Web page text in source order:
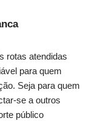
rotas atendidas
para quem
Seja para quem
se a outros
público